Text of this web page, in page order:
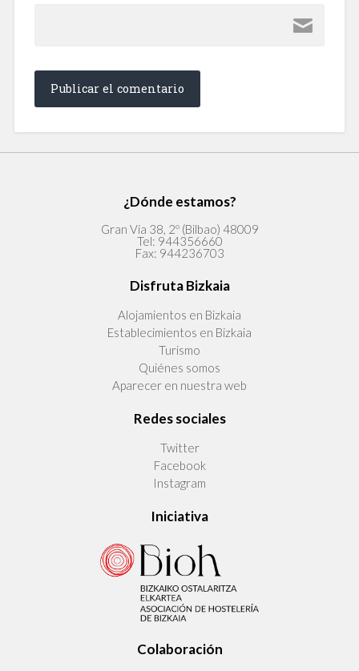
¿Dónde estamos?
Gran Vía 38, 2º (Bilbao) 48009
Tel: 944356660
Fax: 944236703
Disfruta Bizkaia
Alojamientos en Bizkaia
Establecimientos en Bizkaia
Turismo
Quiénes somos
Aparecer en nuestra web
Redes sociales
Twitter
Facebook
Instagram
Iniciativa
Colaboración